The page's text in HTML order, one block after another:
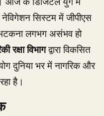
नेविगेशन सिस्टम में जीपीएस
भटकना लगभग असंभव हो
रक्षा विभागद्वारा विकसित
दुनिया भर में नागरिक और
है।